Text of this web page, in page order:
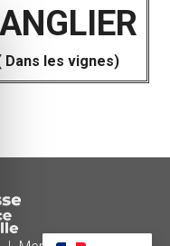
Dans les vignes)